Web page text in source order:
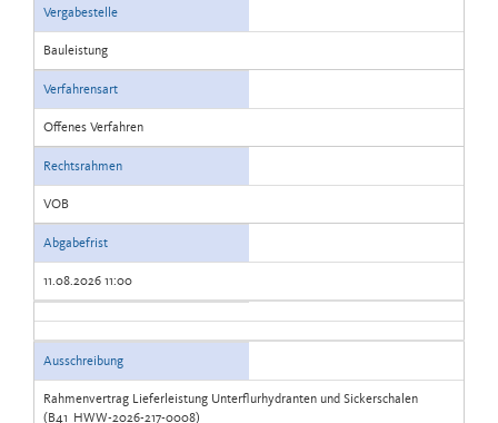
Vergabestelle
Bauleistung
Verfahrensart
Offenes Verfahren
Rechtsrahmen
VOB
Abgabefrist
11.08.2026 11:00
Ausschreibung
Rahmenvertrag Lieferleistung Unterflurhydranten und Sickerschalen
(B41_HWW-2026-217-0008)